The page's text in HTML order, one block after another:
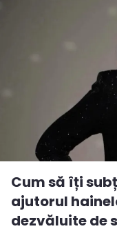
Cum să îți
ajutorul
dezvăluite de